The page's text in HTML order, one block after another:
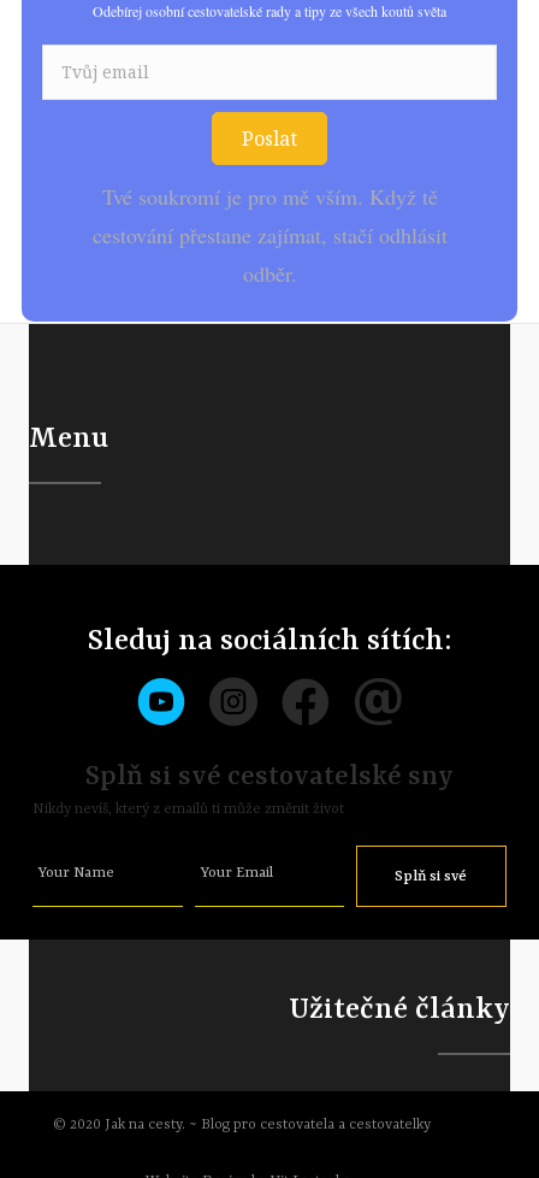
Odebírej osobní cestovatelské rady a tipy ze všech koutů světa
Poslat
Tvé soukromí je pro mě vším. Když tě
cestování přestane zajímat, stačí odhlásit
odběr.
Menu
Sleduj na sociálních sítích:
Splň si své cestovatelské sny
Nikdy nevíš, který z emailů ti může změnit život
Your Name Your Email
Splň si své
sny
Užitečné články
© 2020 Jak na cesty. ~ Blog pro cestovatela a cestovatelky